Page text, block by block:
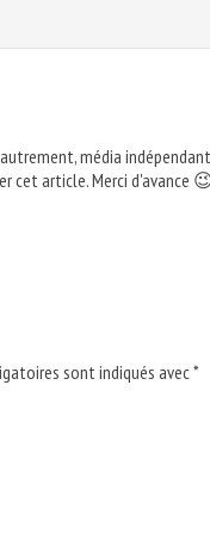
média
cet article. Merci d'avance
sont indiqués avec*